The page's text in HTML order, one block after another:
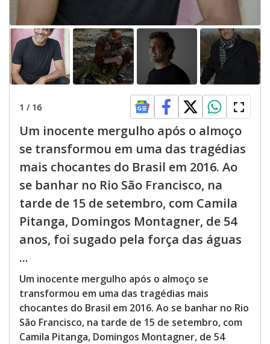
1 / 16
Um inocente mergulho após o almoço
se transformou em uma das tragédias
mais chocantes do Brasil em 2016. Ao
se banhar no Rio São Francisco, na
tarde de 15 de setembro, com Camila
Pitanga, Domingos Montagner, de 54
anos, foi sugado pela força das águas
...
Um inocente mergulho após o almoço se
transformou em uma das tragédias mais
chocantes do Brasil em 2016. Ao se banhar no Rio
São Francisco, na tarde de 15 de setembro, com
Camila Pitanga, Domingos Montagner, de 54